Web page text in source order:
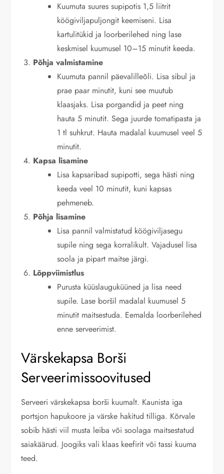
Kuumuta suures supipotis 1,5 liitrit
köögiviljapuljongit keemiseni. Lisa
kartulitükid ja loorberilehed ning lase
keskmisel kuumusel 10–15 minutit keeda.
Põhja valmistamine
Kuumuta pannil päevalilleõli. Lisa sibul ja
prae paar minutit, kuni see muutub
klaasjaks. Lisa porgandid ja peet ning
hauta 5 minutit. Sega juurde tomatipasta ja
1 tl suhkrut. Hauta madalal kuumusel veel 5
minutit.
Kapsa lisamine
Lisa kapsaribad supipotti, sega hästi ning
keeda veel 10 minutit, kuni kapsas
pehmeneb.
Põhja lisamine
Lisa pannil valmistatud köögiviljasegu
supile ning sega korralikult. Vajadusel lisa
soola ja pipart maitse järgi.
Lõppviimistlus
Purusta küüslauguküüned ja lisa need
supile. Lase boršil madalal kuumusel 5
minutit maitsestuda. Eemalda loorberilehed
enne serveerimist.
Värskekapsa Borši
Serveerimissoovitused
Serveeri värskekapsa borši kuumalt. Kaunista iga
portsjon hapukoore ja värske hakitud tilliga. Kõrvale
sobib hästi viil musta leiba või soolaga maitsestatud
saiakäärud. Joogiks vali klaas keefirit või tassi kuuma
teed.